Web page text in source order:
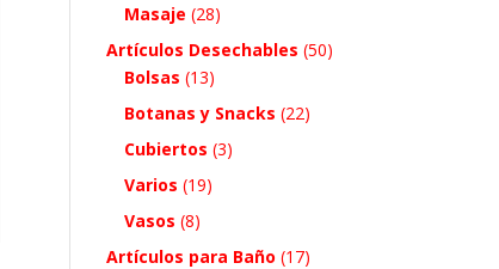
Masaje (28)
Artículos Desechables (50)
Bolsas (13)
Botanas y Snacks (22)
Cubiertos (3)
Varios (19)
Vasos (8)
Artículos para Baño (17)